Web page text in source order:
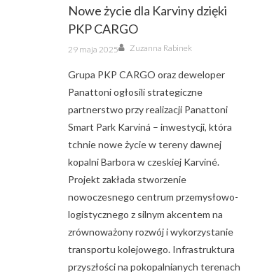
Nowe życie dla Karviny dzięki
PKP CARGO
Posted
on
29 maja 2025 Author
Zuzanna Rabinek
Grupa PKP CARGO oraz deweloper
Panattoni ogłosili strategiczne
partnerstwo przy realizacji Panattoni
Smart Park Karviná – inwestycji, która
tchnie nowe życie w tereny dawnej
kopalni Barbora w czeskiej Karviné.
Projekt zakłada stworzenie
nowoczesnego centrum przemysłowo-
logistycznego z silnym akcentem na
zrównoważony rozwój i wykorzystanie
transportu kolejowego. Infrastruktura
przyszłości na pokopalnianych terenach